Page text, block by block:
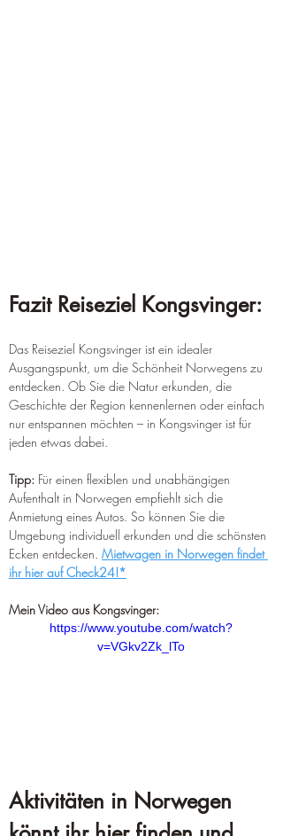
Fazit Reiseziel Kongsvinger:
Das Reiseziel Kongsvinger ist ein idealer
Ausgangspunkt, um die Schönheit Norwegens zu
entdecken. Ob Sie die Natur erkunden, die
Geschichte der Region kennenlernen oder einfach
nur entspannen möchten – in Kongsvinger ist für
jeden etwas dabei.
Tipp: Für einen flexiblen und unabhängigen
Aufenthalt in Norwegen empfiehlt sich die
Anmietung eines Autos. So können Sie die
Umgebung individuell erkunden und die schönsten
Ecken entdecken. Mietwagen in Norwegen findet
ihr hier auf Check24!*
Mein Video aus Kongsvinger:
https://www.youtube.com/watch?
v=VGkv2Zk_lTo
Aktivitäten in Norwegen